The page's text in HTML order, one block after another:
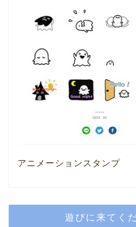
アニメーションスタンプ
遊びに来てく